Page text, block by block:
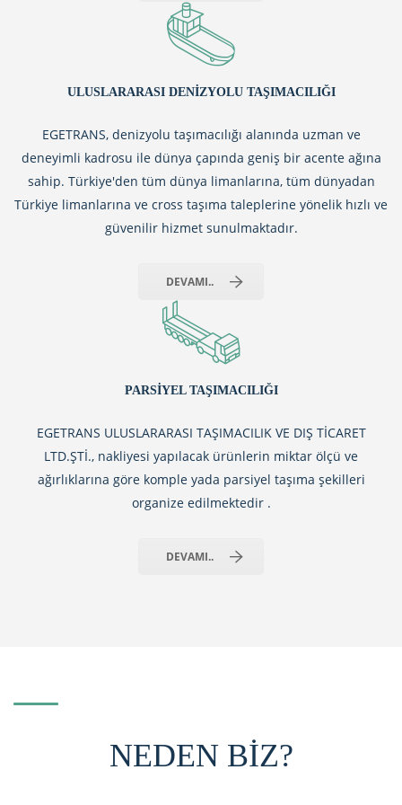
ULUSLARARASI DENIZYOLU TAŞIMACILIĞI
EGETRANS, denizyolu taşımacılığı alanında uzman ve
deneyimli kadrosu ile dünya çapında geniş bir acente ağına
sahip. Türkiye'den tüm dünya limanlarına, tüm dünyadan
Türkiye limanlarına ve cross taşıma taleplerine yönelik hızlı ve
güvenilir hizmet sunulmaktadır.
DEVAMI..
PARSIYEL TAŞIMACILIĞI
EGETRANS ULUSLARARASI TAŞIMACILIK VE DIŞ TİCARET
LTD.ŞTİ., nakliyesi yapılacak ürünlerin miktar ölçü ve
ağırlıklarına göre komple yada parsiyel taşıma şekilleri
organize edilmektedir .
DEVAMI..
NEDEN BIZ?